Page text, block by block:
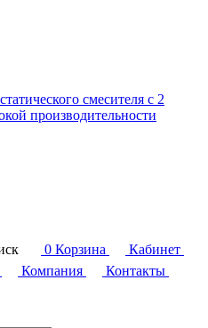
смесителя с 2
производительности
0 Корзина
Кабинет
Компания
Контакты